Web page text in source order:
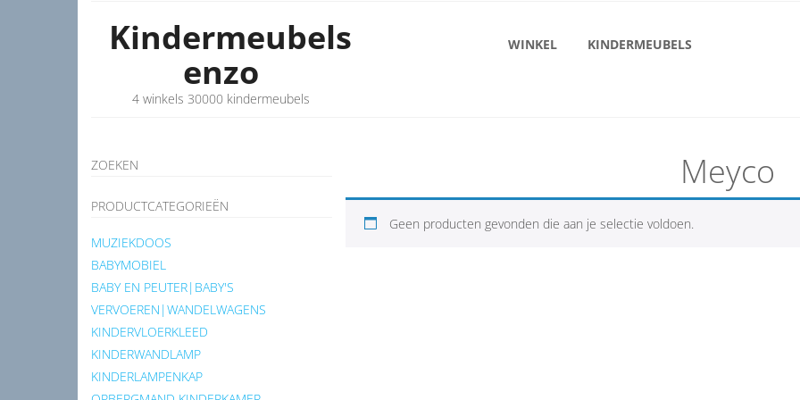
Kindermeubels
enzo
4 winkels 30000 kindermeubels
WINKEL KINDERMEUBELS
ZOEKEN
PRODUCTCATEGORIEËN
MUZIEKDOOS
BABYMOBIEL
BABY EN PEUTER|BABY'S
VERVOEREN|WANDELWAGENS
KINDERVLOERKLEED
KINDERWANDLAMP
KINDERLAMPENKAP
Meyco
Geen producten gevonden die aan je selectie voldoen.